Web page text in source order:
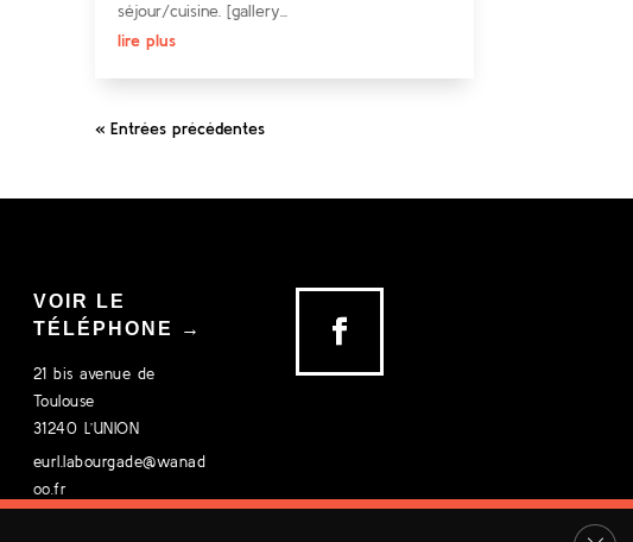
séjour/cuisine. [gallery...
lire plus
« Entrées précédentes
VOIR LE
TÉLÉPHONE →
21 bis avenue de
Toulouse
31240 L’UNION
eurl.labourgade@wanad
oo.fr